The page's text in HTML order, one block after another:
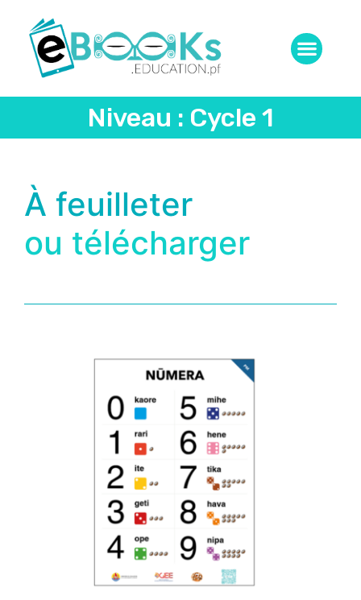
Niveau : Cycle 1
À feuilleter
ou télécharger